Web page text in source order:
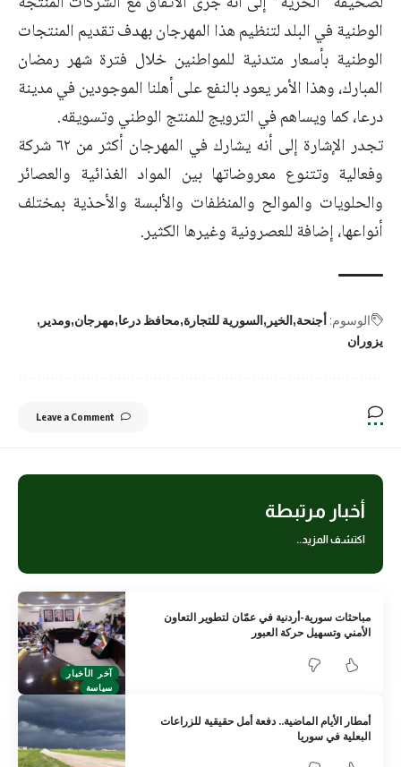
الوطنية في البلد لتنظيم هذا المهرجان بهدف تقديم المنتجات
الوطنية بأسعار متدنية للمواطنين خلال فترة شهر رمضان
المبارك، وهذا الأمر يعود بالنفع على أهلنا الموجودين في مدينة
درعا، كما ويساهم في الترويج للمنتج الوطني وتسويقه.
تجدر الإشارة إلى أنه يشارك في المهرجان أكثر من ٦٢ شركة
وفعالية وتتنوع معروضاتها بين المواد الغذائية والعصائر
والحلويات والموالح والمنظفات والألبسة والأحذية بمختلف
أنواعها، إضافة للعصرونية وغيرها الكثير.
الوسوم: أجنحة الخير السورية للتجارة محافظ درعا مهرجان ومدير
يزوران
Leave a Comment
أخبار مرتبطة
اكتشف المزيد..
آخر الأخبار
سياسة
مباحثات سورية-أردنية في عمّان لتطوير التعاون
الأمني وتسهيل حركة العبور
أمطار الأيام الماضية.. دفعة أمل حقيقية للزراعات
البعلية في سوريا